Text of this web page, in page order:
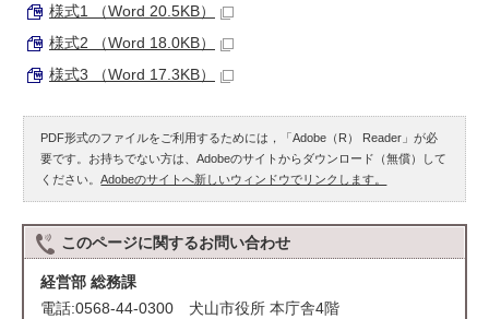
様式1 （Word 20.5KB）
様式2 （Word 18.0KB）
様式3 （Word 17.3KB）
PDF形式のファイルをご利用するためには，「Adobe（R） Reader」が必
要です。お持ちでない方は、Adobeのサイトからダウンロード（無償）して
ください。Adobeのサイトへ新しいウィンドウでリンクします。
このページに関するお問い合わせ
経営部 総務課
電話:0568-44-0300 犬山市役所 本庁舎4階